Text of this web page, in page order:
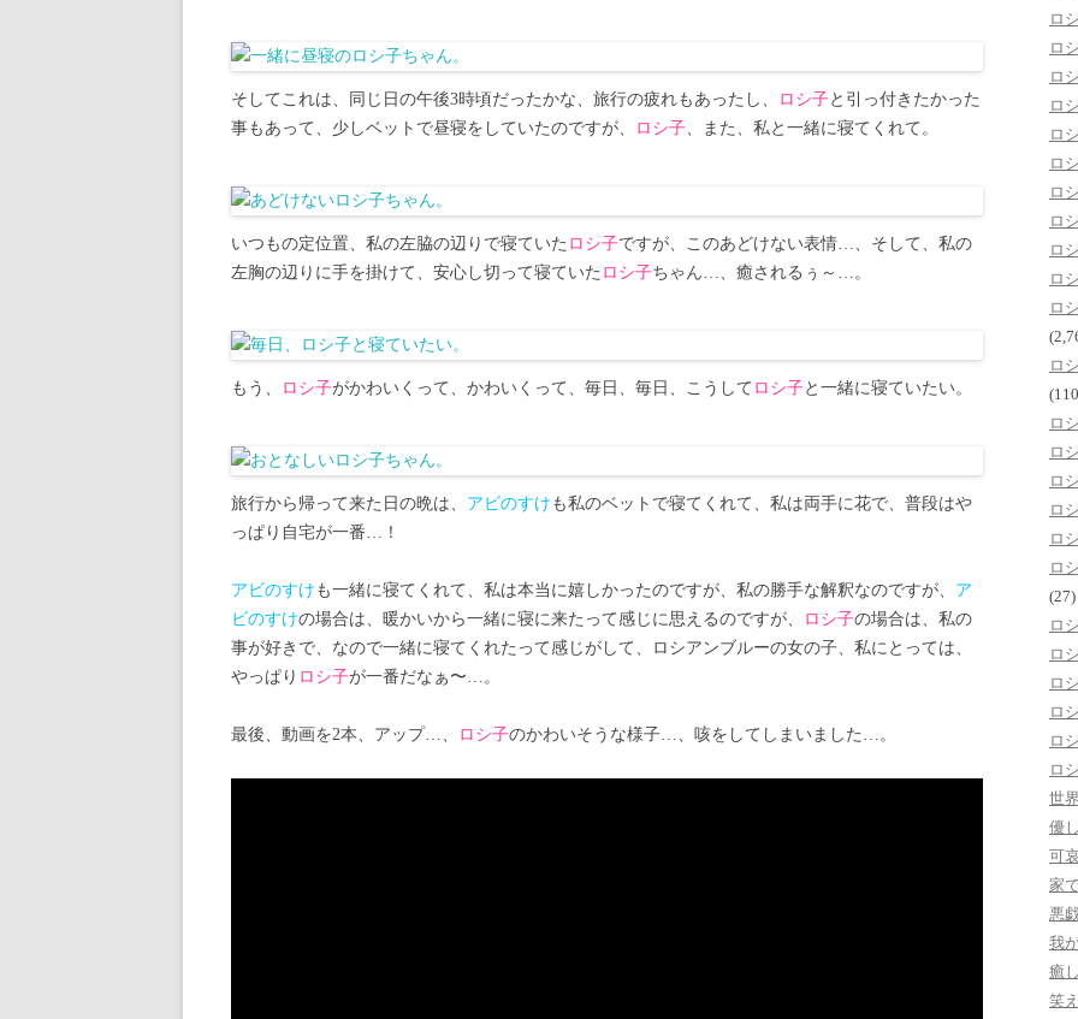
そしてこれは、同じ日の午後3時頃だったかな、旅行の疲れもあったし、 ロシ子と引っ付きたかった
事もあって、少しベットで昼寝をしていたのですが、
ロシ子、また、私と一緒に寝てくれて。
いつもの定位置、私の左脇の辺りで寝ていた ロシ子ですが、このあどけない表情…、そして、私の
左胸の辺りに手を掛けて、安心し切って寝ていた ロシ子ちゃん…、癒されるぅ～…。
もう、 ロシ子がかわいくって、かわいくって、毎日、毎日、こうして ロシ子と一緒に寝ていたい。
旅行から帰って来た日の晩は、 アビのすけ も私のベットで寝てくれて、私は両手に花で、普段はや
っぱり自宅が一番…！
アビのすけ も一緒に寝てくれて、私は本当に嬉しかったのですが、私の勝手な解釈なのですが、 ア
ビのすけの場合は、暖かいから一緒に寝に来たって感じに思えるのですが、 ロシ子の場合は、私の
事が好きで、なので一緒に寝てくれたって感じがして、ロシアンブルーの女の子、私にとっては、
やっぱり ロシ子が一番だなぁ〜…。
最後、動画を2本、アップ…、 ロシ子のかわいそうな様子…、咳をしてしまいました…。
ロ
ロ
ロ
ロ
ロ
ロ
ロ
ロ
ロ
ロ
ロ
ロ
ロ
ロ
ロ
ロ
ロ
ロ
(27)
ロ
ロ
ロ
ロ
ロ
ロ
世
優
可
家
悪
我
癒
笑